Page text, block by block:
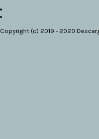
Copyright (c) 2019 - 2020